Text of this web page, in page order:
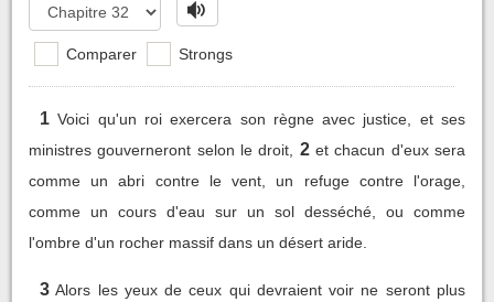
Comparer Strongs
1 Voici qu'un roi exercera son règne avec justice, et ses
ministres gouverneront selon le droit,
2 et chacun d'eux sera
comme un abri contre le vent, un refuge contre l'orage,
comme un cours d'eau sur un sol desséché, ou comme
l'ombre d'un rocher massif dans un désert aride.
3 Alors les yeux de ceux qui devraient voir ne seront plus